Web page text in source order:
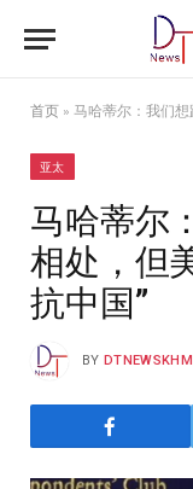
首页 » 马哈蒂尔：我们
亚太
马哈蒂尔
相处，但
抗中国”
BY